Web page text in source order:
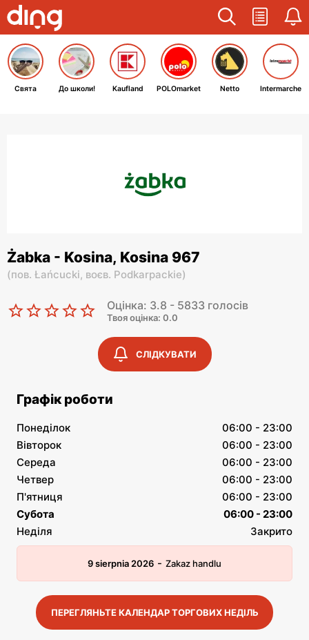
Свята До школи! Kaufland POLOmarket Netto Intermarche
Żabka - Kosina, Kosina 967
(пов. Łańcucki, воєв. Podkarpackie)
Оцінка: 3.8 - 5833 голосів
Твоя оцінка: 0.0
СЛІДКУВАТИ
Графік роботи
Понеділок
06:00 - 23:00
Вівторок
06:00 - 23:00
Середа
06:00 - 23:00
Четвер
06:00 - 23:00
П'ятниця
06:00 - 23:00
Субота
06:00 - 23:00
Неділя
Закрито
9 sierpnia 2026 - Zakaz handlu
ПЕРЕГЛЯНЬТЕ КАЛЕНДАР ТОРГОВИХ НЕДІЛЬ